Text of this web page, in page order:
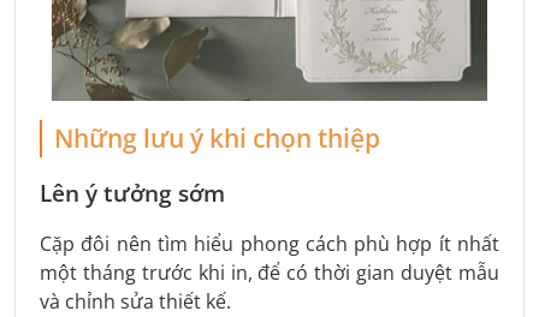
Những lưu ý khi chọn thiệp
Lên ý tưởng sớm
Cặp đôi nên tìm hiểu phong cách phù hợp ít nhất
một tháng trước khi in, để có thời gian duyệt mẫu
và chỉnh sửa thiết kế.